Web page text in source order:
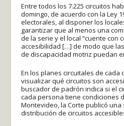
Entre todos los 7.225 circuitos
domingo, de acuerdo con la Ley
electorales, al disponer los
garantizar que al menos una
de la serie y el local “cuente con
accesibilidad […] de modo que
de discapacidad motriz puedan
En los planes circuitales de
visualizar qué circuitos son
buscador de padrón indica si el
cada persona tiene condiciones
Montevideo, la Corte publicó una
distribución de circuitos